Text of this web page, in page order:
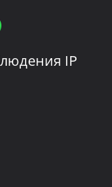
IP